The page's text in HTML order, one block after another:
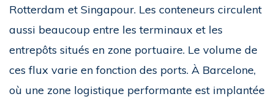
Rotterdam et Singapour. Les conteneurs circulent
aussi beaucoup entre les terminaux et les
entrepôts situés en zone portuaire. Le volume de
ces flux varie en fonction des ports. À Barcelone,
où une zone logistique performante est implantée